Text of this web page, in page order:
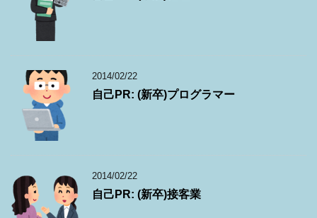
2014/02/22
自己PR: (新卒)プログラマー
2014/02/22
自己PR: (新卒)接客業